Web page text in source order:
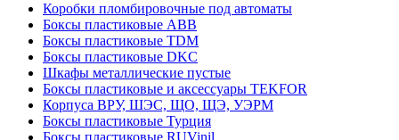
Коробки пломбировочные под автоматы
Боксы пластиковые ABB
Боксы пластиковые TDM
Боксы пластиковые DKC
Шкафы металлические пустые
Боксы пластиковые и аксессуары TEKFOR
Корпуса ВРУ, ШЭС, ЩО, ЩЭ, УЭРМ
Боксы пластиковые Турция
Боксы пластиковые RUVinil